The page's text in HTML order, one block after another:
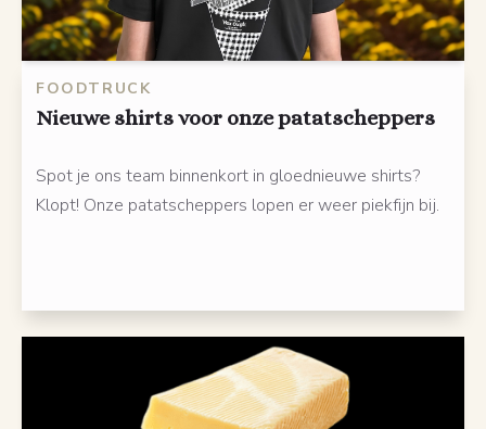
FOODTRUCK
Nieuwe shirts voor onze patatscheppers
Spot je ons team binnenkort in gloednieuwe shirts?
Klopt! Onze patatscheppers lopen er weer piekfijn bij.